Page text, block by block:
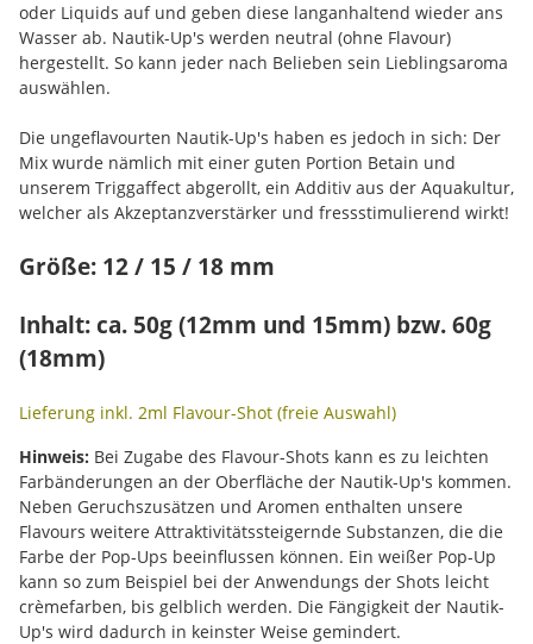
oder Liquids auf und geben diese langanhaltend wieder ans
Wasser ab. Nautik-Up's werden neutral (ohne Flavour)
hergestellt. So kann jeder nach Belieben sein Lieblingsaroma
auswählen.
Die ungeflavourten Nautik-Up's haben es jedoch in sich: Der
Mix wurde nämlich mit einer guten Portion Betain und
unserem Triggaffect abgerollt, ein Additiv aus der Aquakultur,
welcher als Akzeptanzverstärker und fressstimulierend wirkt!
Größe: 12 / 15 / 18 mm
Inhalt: ca. 50g (12mm und 15mm) bzw. 60g
(18mm)
Lieferung inkl. 2ml Flavour-Shot (freie Auswahl)
Hinweis: Bei Zugabe des Flavour-Shots kann es zu leichten
Farbänderungen an der Oberfläche der Nautik-Up's kommen.
Neben Geruchszusätzen und Aromen enthalten unsere
Flavours weitere Attraktivitätssteigernde Substanzen, die die
Farbe der Pop-Ups beeinflussen können. Ein weißer Pop-Up
kann so zum Beispiel bei der Anwendungs der Shots leicht
crèmefarben, bis gelblich werden. Die Fängigkeit der Nautik-
Up's wird dadurch in keinster Weise gemindert.